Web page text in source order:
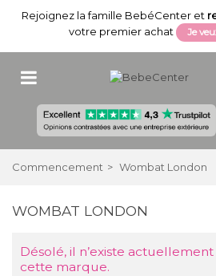
Rejoignez la famille BebéCenter et
votre premier achat
Je
Commencement > Wombat London
WOMBAT LONDON
Désolé, il n’existe
cette marque.